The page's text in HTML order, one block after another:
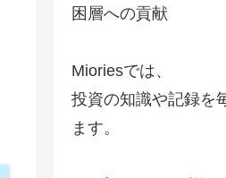
困層への貢献
Mioriesでは、
投資の知識や記録を
ます。